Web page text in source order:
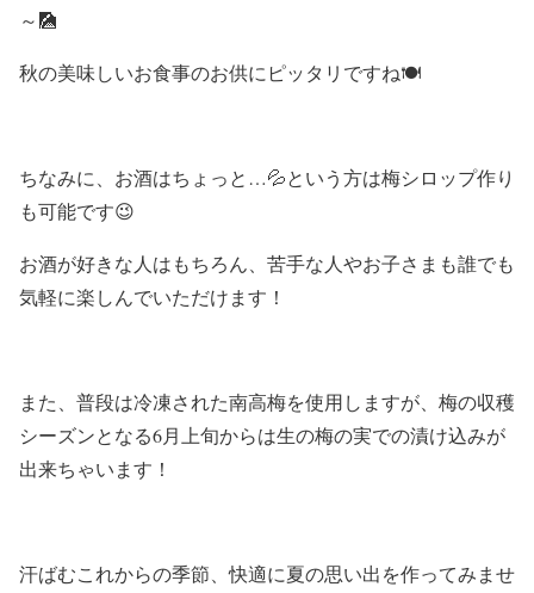
～🎑
秋の美味しいお食事のお供にピッタリですね🍽️
ちなみに、お酒はちょっと…💦という方は梅シロップ作り
も可能です😉
お酒が好きな人はもちろん、苦手な人やお子さまも誰でも
気軽に楽しんでいただけます！
また、普段は冷凍された南高梅を使用しますが、梅の収穫
シーズンとなる6月上旬からは生の梅の実での漬け込みが
出来ちゃいます！
汗ばむこれからの季節、快適に夏の思い出を作ってみませ